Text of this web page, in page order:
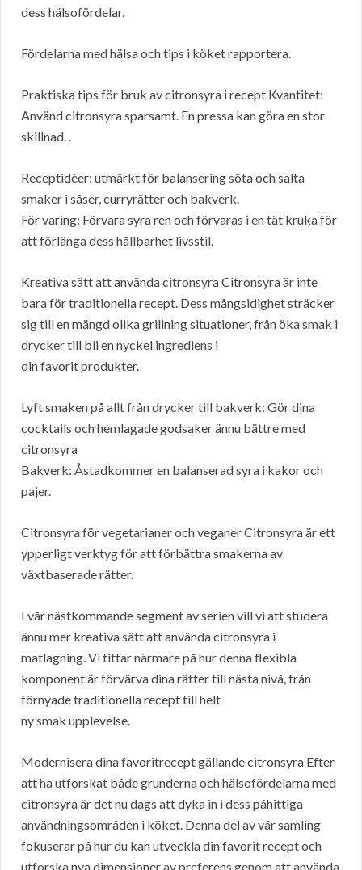
dess hälsofördelar.
Fördelarna med hälsa och tips i köket rapportera.
Praktiska tips för bruk av citronsyra i recept Kvantitet:
Använd citronsyra sparsamt. En pressa kan göra en stor
skillnad. .
Receptidéer: utmärkt för balansering söta och salta
smaker i såser, curryrätter och bakverk.
För varing: Förvara syra ren och förvaras i en tät kruka för
att förlänga dess hållbarhet livsstil.
Kreativa sätt att använda citronsyra Citronsyra är inte
bara för traditionella recept. Dess mångsidighet sträcker
sig till en mängd olika grillning situationer, från öka smak i
drycker till bli en nyckel ingrediens i
din favorit produkter.
Lyft smaken på allt från drycker till bakverk: Gör dina
cocktails och hemlagade godsaker ännu bättre med
citronsyra
Bakverk: Åstadkommer en balanserad syra i kakor och
pajer.
Citronsyra för vegetarianer och veganer Citronsyra är ett
ypperligt verktyg för att förbättra smakerna av
växtbaserade rätter.
I vår nästkommande segment av serien vill vi att studera
ännu mer kreativa sätt att använda citronsyra i
matlagning. Vi tittar närmare på hur denna flexibla
komponent är förvärva dina rätter till nästa nivå, från
förnyade traditionella recept till helt
ny smak upplevelse.
Modernisera dina favoritrecept gällande citronsyra Efter
att ha utforskat både grunderna och hälsofördelarna med
citronsyra är det nu dags att dyka in i dess påhittiga
användningsområden i köket. Denna del av vår samling
fokuserar på hur du kan utveckla din favorit recept och
utforska nya dimensioner av preferens genom att använda